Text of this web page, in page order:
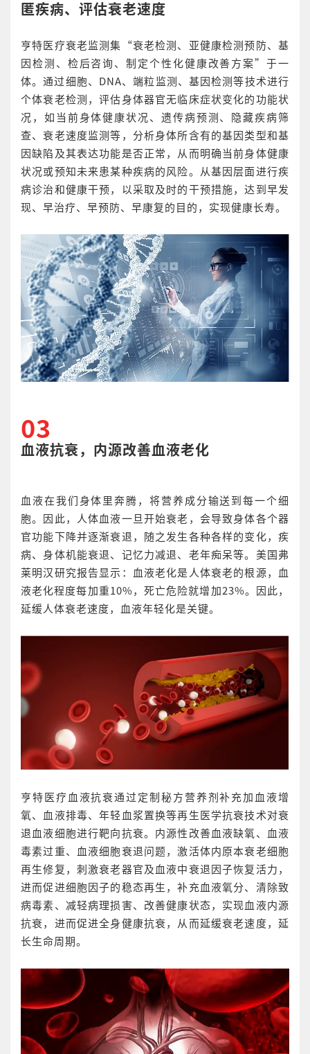
匿疾病、评估衰老速度
亨特医疗衰老监测集“衰老检测、亚健康检测预防、基
因检测、检后咨询、制定个性化健康改善方案”于一
体。通过细胞、DNA、端粒监测、基因检测等技术进行
个体衰老检测，评估身体器官无临床症状变化的功能状
况，如当前身体健康状况、遗传病预测、隐藏疾病筛
查、衰老速度监测等，分析身体所含有的基因类型和基
因缺陷及其表达功能是否正常，从而明确当前身体健康
状况或预知未来患某种疾病的风险。从基因层面进行疾
病诊治和健康干预，以采取及时的干预措施，达到早发
现、早治疗、早预防、早康复的目的，实现健康长寿。
03
血液抗衰，内源改善血液老化
血液在我们身体里奔腾，将营养成分输送到每一个细
胞。因此，人体血液一旦开始衰老，会导致身体各个器
官功能下降并逐渐衰退，随之发生各种各样的变化，疾
病、身体机能衰退、记忆力减退、老年痴呆等。美国弗
莱明汉研究报告显示：血液老化是人体衰老的根源，血
液老化程度每加重10%，死亡危险就增加23%。因此，
延缓人体衰老速度，血液年轻化是关键。
亨特医疗血液抗衰通过定制秘方营养剂补充加血液增
氧、血液排毒、年轻血浆置换等再生医学抗衰技术对衰
退血液细胞进行靶向抗衰。内源性改善血液缺氧、血液
毒素过重、血液细胞衰退问题，激活体内原本衰老细胞
再生修复，刺激衰老器官及血液中衰退因子恢复活力，
进而促进细胞因子的稳态再生，补充血液氧分、清除致
病毒素、减轻病理损害、改善健康状态，实现血液内源
抗衰，进而促进全身健康抗衰，从而延缓衰老速度，延
长生命周期。